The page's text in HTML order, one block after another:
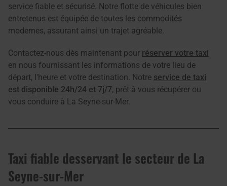
service fiable et sécurisé. Notre flotte de véhicules bien
entretenus est équipée de toutes les commodités
modernes, assurant ainsi un trajet agréable.
Contactez-nous dès maintenant pour réserver votre taxi
en nous fournissant les informations de votre lieu de
départ, l'heure et votre destination. Notre service de taxi
est disponible 24h/24 et 7j/7, prêt à vous récupérer ou
vous conduire à La Seyne-sur-Mer.
Taxi fiable desservant le secteur de La
Seyne-sur-Mer